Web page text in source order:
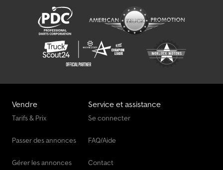
Vendre
Tarifs & Prix
Passer des annonces
Gérer les annonces
Service et assistance
Se connecter
FAQ/Aide
Contact